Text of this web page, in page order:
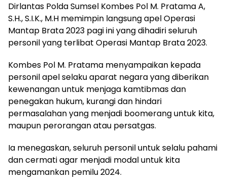
Dirlantas Polda Sumsel Kombes Pol M. Pratama A,
S.H., S.I.K., M.H memimpin langsung apel Operasi
Mantap Brata 2023 pagi ini yang dihadiri seluruh
personil yang terlibat Operasi Mantap Brata 2023.
Kombes Pol M. Pratama menyampaikan kepada
personil apel selaku aparat negara yang diberikan
kewenangan untuk menjaga kamtibmas dan
penegakan hukum, kurangi dan hindari
permasalahan yang menjadi boomerang untuk kita,
maupun perorangan atau persatgas.
Ia menegaskan, seluruh personil untuk selalu pahami
dan cermati agar menjadi modal untuk kita
mengamankan pemilu 2024.